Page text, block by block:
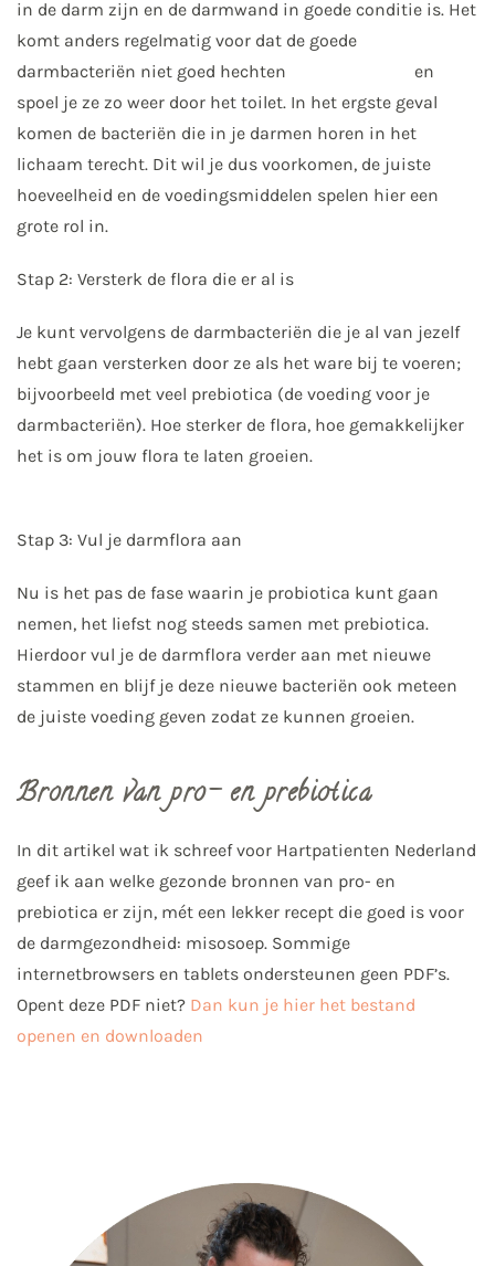
in de darm zijn en de darmwand in goede conditie is. Het
komt anders regelmatig voor dat de goede
darmbacteriën niet goed hechten ⠀⠀⠀⠀⠀⠀⠀⠀⠀ en
spoel je ze zo weer door het toilet. In het ergste geval
komen de bacteriën die in je darmen horen in het
lichaam terecht. Dit wil je dus voorkomen, de juiste
hoeveelheid en de voedingsmiddelen spelen hier een
grote rol in.⠀⠀⠀⠀⠀⠀⠀⠀⠀ ⠀⠀⠀⠀⠀⠀⠀⠀⠀
Stap 2: Versterk de flora die er al is⠀⠀⠀⠀⠀⠀⠀⠀⠀
Je kunt vervolgens de darmbacteriën die je al van jezelf
hebt gaan versterken door ze als het ware bij te voeren;
bijvoorbeeld met veel prebiotica (de voeding voor je
darmbacteriën). Hoe sterker de flora, hoe gemakkelijker
het is om jouw flora te laten groeien.⠀⠀⠀⠀⠀⠀⠀⠀⠀
Stap 3: Vul je darmflora aan⠀⠀⠀⠀⠀⠀⠀⠀⠀
Nu is het pas de fase waarin je probiotica kunt gaan
nemen, het liefst nog steeds samen met prebiotica.
Hierdoor vul je de darmflora verder aan met nieuwe
stammen en blijf je deze nieuwe bacteriën ook meteen
de juiste voeding geven zodat ze kunnen groeien.
Bronnen van pro- en prebiotica
In dit artikel wat ik schreef voor Hartpatienten Nederland
geef ik aan welke gezonde bronnen van pro- en
prebiotica er zijn, mét een lekker recept die goed is voor
de darmgezondheid: misosoep. Sommige
internetbrowsers en tablets ondersteunen geen PDF’s.
Opent deze PDF niet? Dan kun je hier het bestand
openen en downloaden